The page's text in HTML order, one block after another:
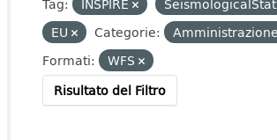
Tag: INSPIRE
EU
Categorie:
Amministrazione
Formati:
WFS
Risultato del Filtro